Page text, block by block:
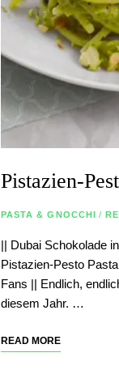
Pistazien-
PASTA & GNOCCHI /
|| Dubai Schokolade
Pistazien-Pesto
Fans || Endlich,
diesem Jahr. …
READ MORE